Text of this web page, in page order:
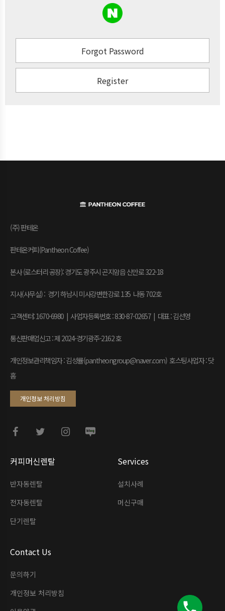
Forgot Password
Register
커피머신렌탈
반자동렌탈
전자동렌탈
단기렌탈
Services
설치사례
머신구매
Contact Us
문의하기
개인정보 처리방침
(주) 판테온
판테온커피(Pantheon Coffee)
본사 (로스터리 공장): 경기도 광주시 곤지암읍 신만로 322-18
지사(사무실) : 경기 하남시 미사강변한강로 135 나동 702호
고객센터: 1670-6980 | 사업자등록번호 : 830-87-02657 | 대표 : 김선영
통신판매업신고 : 제 2024-경기광주-2162 호
개인정보관리책임자 : 김성률(pantheongroup@naver.com) 호스팅사업자 : 닷
홈
개인정보 처리방침